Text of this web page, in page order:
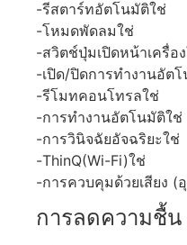
-รีสตาร์ทอัตโนมัติใช่
-โหมดพัดลมใช่
-สวิตช์ปุ่มเปิดหน้าเครื่อ
-เปิด/ปิดการทำงานอัต
-รีโมทคอนโทรลใช่
-การทำงานอัตโนมัติใช่
-การวินิจฉัยอัจฉริยะใช่
-ThinQ(Wi-Fi)ใช่
-การควบคุมด้วยเสียง
การลดความชื้น